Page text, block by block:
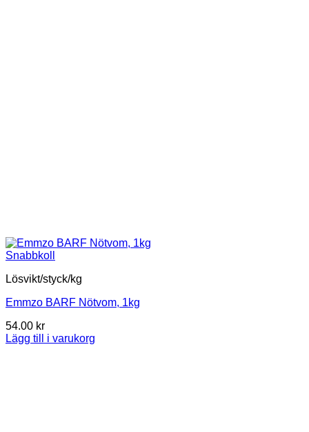
Snabbkoll
Lösvikt/styck/kg
Emmzo BARF Nötvom, 1kg
54.00 kr
Lägg till i varukorg